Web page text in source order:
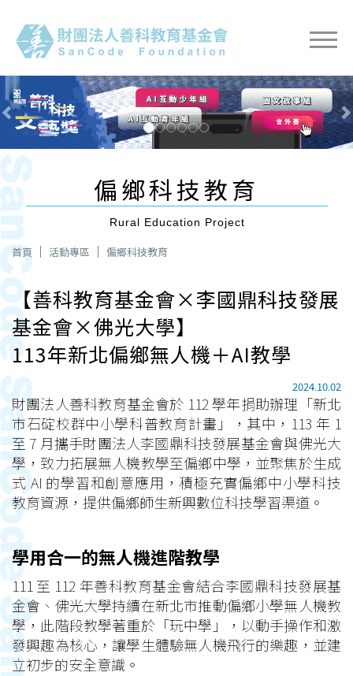
Previous Next
偏鄉科技教育
Rural Education Project
首頁 活動專區 偏鄉科技教育
【善科教育基金會×李國鼎科技發展
基金會×佛光大學】
113年新北偏鄉無人機＋AI教學
2024.10.02
財團法人善科教育基金會於 112 學年捐助辦理「新北
市石碇校群中小學科普教育計畫」，其中，113 年 1
至 7 月攜手財團法人李國鼎科技發展基金會與佛光大
學，致力拓展無人機教學至偏鄉中學，並聚焦於生成
式 AI 的學習和創意應用，積極充實偏鄉中小學科技
教育資源，提供偏鄉師生新興數位科技學習渠道。
學用合一的無人機進階教學
111 至 112 年善科教育基金會結合李國鼎科技發展基
金會、佛光大學持續在新北市推動偏鄉小學無人機教
學，此階段教學著重於「玩中學」，以動手操作和激
發興趣為核心，讓學生體驗無人機飛行的樂趣，並建
立初步的安全意識。